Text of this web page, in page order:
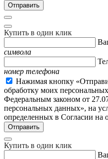
Купить в один клик
символа
номер телефона
Нажимая кнопку
обработку моих
Федеральным законом от
персональных данных», на
определенных в Согласии на
Купить в один клик